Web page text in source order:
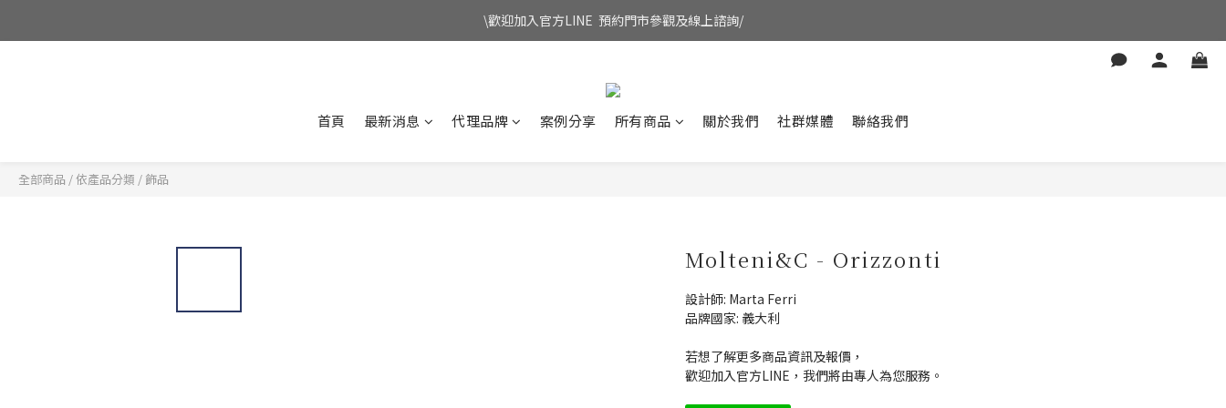
\歡迎加入官方LINE  預約門市參觀及線上諮詢/
首頁 最新消息 代理品牌 案例分享 所有商品 關於我們 社群媒體 聯絡我們
全部商品 /依產品分類 / 飾品
Molteni&C - Orizzonti
設計師: Marta Ferri
品牌國家: 義大利
若想了解更多商品資訊及報價，
歡迎加入官方LINE，我們將由專人為您服務。